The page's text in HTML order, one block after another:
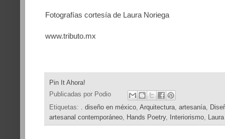
Fotografías cortesía de Laura Noriega
www.tributo.mx
Pin It Ahora!
Publicadas por Podio
Etiquetas:
. diseño en méxico Arquitectura artesanía
artesanal contemporáneo
Hands Poetry, Interiorismo